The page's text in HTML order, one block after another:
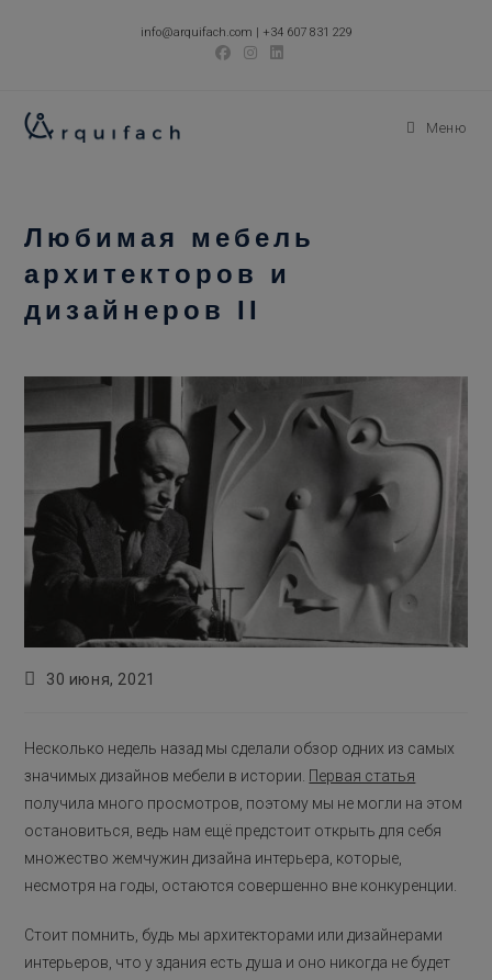
info@arquifach.com | +34 607 831 229
Меню
Любимая мебель
архитекторов и
дизайнеров II
Запись
30 июня, 2021
Несколько недель назад мы сделали обзор одних из самых
значимых дизайнов мебели в истории. Первая статья
получила много просмотров, поэтому мы не могли на этом
остановиться, ведь нам ещё предстоит открыть для себя
множество жемчужин дизайна интерьера, которые,
несмотря на годы, остаются совершенно вне конкуренции.
Стоит помнить, будь мы архитекторами или дизайнерами
интерьеров, что у здания есть душа и оно никогда не будет